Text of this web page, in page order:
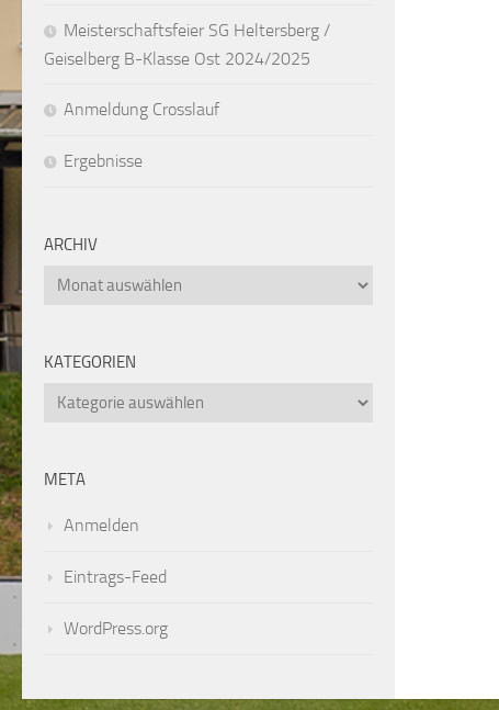
Meisterschaftsfeier SG Heltersberg /
Geiselberg B-Klasse Ost 2024/2025
Anmeldung Crosslauf
Ergebnisse
ARCHIV
Archiv
KATEGORIEN
Kategorien
META
Anmelden
Eintrags-Feed
WordPress.org